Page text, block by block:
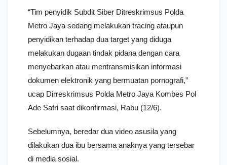
“Tim penyidik Subdit Siber Ditreskrimsus Polda
Metro Jaya sedang melakukan tracing ataupun
penyidikan terhadap dua target yang diduga
melakukan dugaan tindak pidana dengan cara
menyebarkan atau mentransmisikan informasi
dokumen elektronik yang bermuatan pornografi,”
ucap Dirreskrimsus Polda Metro Jaya Kombes Pol
Ade Safri saat dikonfirmasi, Rabu (12/6).
Sebelumnya, beredar dua video asusila yang
dilakukan dua ibu bersama anaknya yang tersebar
di media sosial.